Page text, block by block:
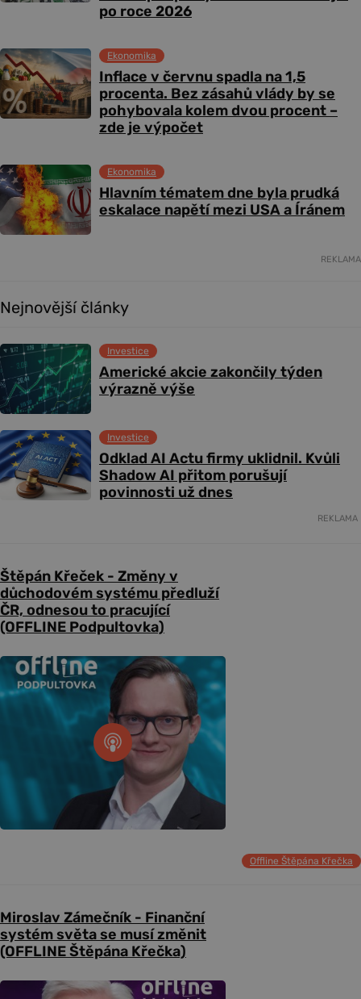
po roce 2026
Inflace v červnu spadla na 1,5
procenta. Bez zásahů vlády by se
pohybovala kolem dvou procent –
zde je výpočet
Ekonomika
Hlavním tématem dne byla prudká
eskalace napětí mezi USA a Íránem
Ekonomika
REKLAMA
Nejnovější články
Americké akcie zakončily týden
výrazně výše
Investice
Odklad AI Actu firmy uklidnil. Kvůli
Shadow AI přitom porušují
povinnosti už dnes
Investice
REKLAMA
Štěpán Křeček - Změny v
důchodovém systému předluží
ČR, odnesou to pracující
(OFFLINE Podpultovka)
Offline Štěpána Křečka
Miroslav Zámečník - Finanční
systém světa se musí změnit
(OFFLINE Štěpána Křečka)